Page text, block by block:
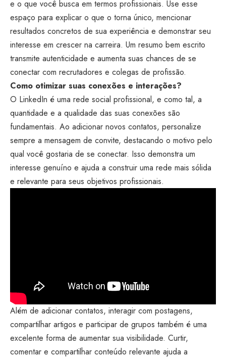
e o que você busca em termos profissionais. Use esse
espaço para explicar o que o torna único, mencionar
resultados concretos de sua experiência e demonstrar seu
interesse em crescer na carreira. Um resumo bem escrito
transmite autenticidade e aumenta suas chances de se
conectar com recrutadores e colegas de profissão.
Como otimizar suas conexões e interações?
O LinkedIn é uma rede social profissional, e como tal, a
quantidade e a qualidade das suas conexões são
fundamentais. Ao adicionar novos contatos, personalize
sempre a mensagem de convite, destacando o motivo pelo
qual você gostaria de se conectar. Isso demonstra um
interesse genuíno e ajuda a construir uma rede mais sólida
e relevante para seus objetivos profissionais.
Além de adicionar contatos, interagir com postagens,
compartilhar artigos e participar de grupos também é uma
excelente forma de aumentar sua visibilidade. Curtir,
comentar e compartilhar conteúdo relevante ajuda a